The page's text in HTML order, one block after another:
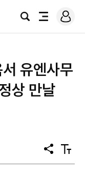
검
전
로
그
유엔사무
상 만날
공
유
텍
스